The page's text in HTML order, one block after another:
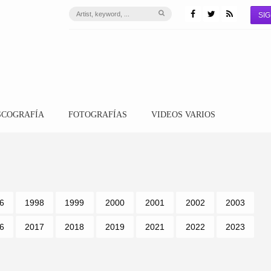
FOTOGRAFÍAS VIDEOS VARIOS
1998 1999 2000 2001 2002 2003
2017 2018 2019 2021 2022 2023